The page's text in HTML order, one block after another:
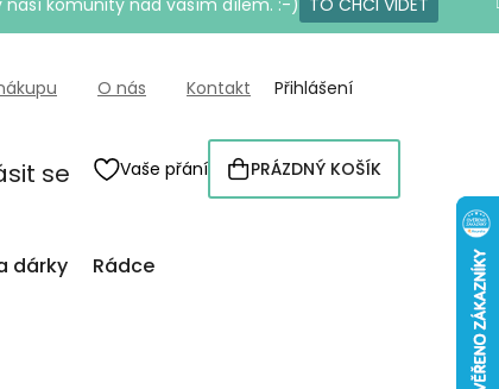
naší komunity nad vaším dílem. :-) TO CHCI VIDĚT
O nás Kontakt Přihlášení
se Vaše přání
NÁKUPNÍ
KOŠÍK
PRÁZDNÝ KOŠÍK
dárky Rádce